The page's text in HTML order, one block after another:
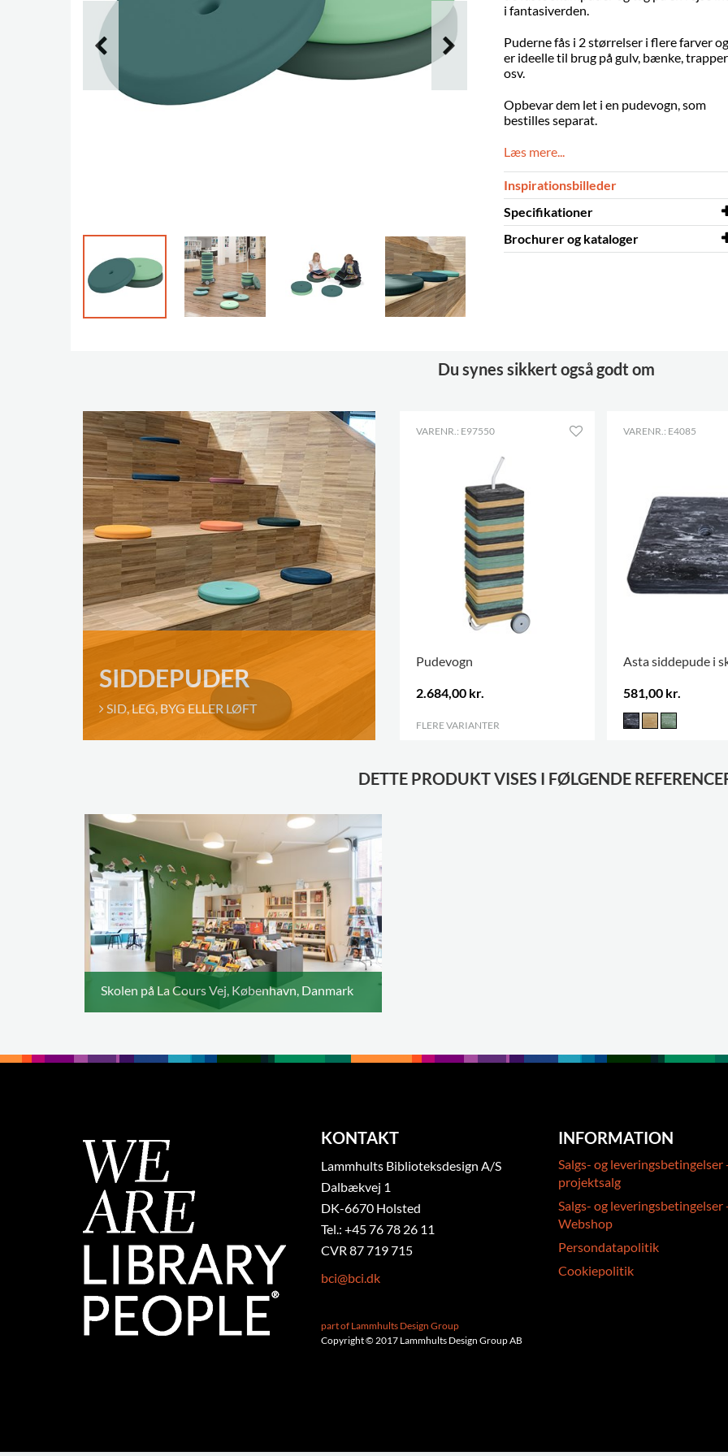
i fantasiverden.
Puderne fås i 2 størrelser i flere farver og
er ideelle til brug på gulv, bænke, trapper
osv.
Opbevar dem let i en pudevogn, som
bestilles separat.
Læs mere...
Inspirationsbilleder
Specifikationer
Højde
Farver på materialer
Pantone 303U
Brochurer og kataloger
Du synes sikkert også godt om
SIDDEPUDER
SID, LEG, BYG ELLER LØFT
VARENR.: E97550
Pudevogn
2.684,00 kr.
FLERE VARIANTER
VARENR.: E4085
Asta siddepude i
581,00 kr.
DETTE PRODUKT VISES I FØLGENDE
Skolen på La Cours Vej, København, Danmark
KONTAKT
Lammhults Biblioteksdesign A/S
Dalbækvej 1
DK-6670 Holsted
Tel.: +45 76 78 26 11
CVR 87 719 715
bci@bci.dk
part of Lammhults Design Group
Copyright © 2017 Lammhults Design Group AB
INFORMATION
Salgs- og leveringsbetingelser
projektsalg
Salgs- og leveringsbetingelser
Webshop
Persondatapolitik
Cookiepolitik